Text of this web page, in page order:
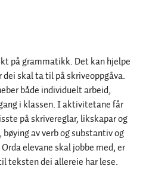
på grammatikk. Det kan hjelpe
skal ta til på skriveoppgåva.
både individuelt arbeid,
i klassen. I aktivitetane får
på skrivereglar, likskapar og
av verb og substantiv og
elevane skal jobbe med, er
teksten dei allereie har lese.